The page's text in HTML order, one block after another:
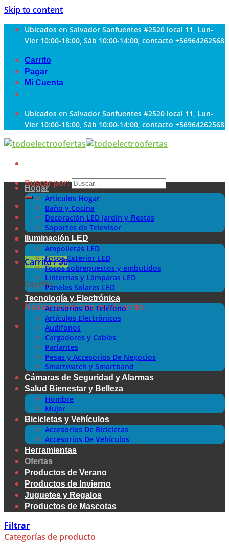
Skip to content
Ubicados en Salvador Sanfuentes #2520 local 11, Lun-
Vier 10:00-18:00, Sáb 10:00-14:00, contacto +56964262568
Carrito
Pagar
Mi Cuenta
Ubicados en Salvador Sanfuentes #2520 local 11, Lun-
Vier 10:00-18:00, Sáb 10:00-14:00, contacto +56964262568
Buscar por:
Carrito /$0
Carrito
No hay productos en el carrito.
Hogar
Articulos Hogar
Baño y Cocina
Decoración LED Jardín y Fiestas
Soportes de Televisor
Iluminación LED
Ampolletas LED
Focos Exterior LED
Focos sobrepuestos y embutidos
Linternas y Lámparas LED
Paneles Solares LED
Tecnología y Electrónica
Accesorios De Teléfono
Artículos Electrónicos
Audífonos
Cargadores y Cables
Parlantes
Pesas y Accesorios De Negocios
Smartwatch y Smartband
Cámaras de Seguridad y Alarmas
Salud Bienestar y Belleza
Hombre
Mujer
Bicicletas y Vehículos
Accesorios De Bicicletas
Accesorios De Vehículos
Herramientas
Ofertas
Productos de Verano
Productos de Invierno
Juguetes y Regalos
Productos de Mascotas
Filtrar
Categorías de producto